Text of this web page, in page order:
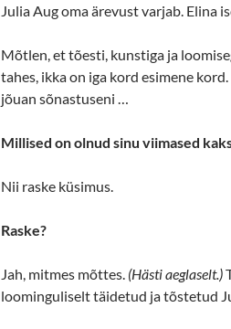
Julia Aug oma ärevust varjab. Elina
Mõtlen, et tõesti, kunstiga ja
tahes, ikka on iga kord esimene
jõuan sõnastuseni …
Millised on olnud sinu viimased
Nii raske küsimus.
Raske?
Jah, mitmes mõttes. (Hästi aeglaselt.)
loominguliselt täidetud ja tõstetud